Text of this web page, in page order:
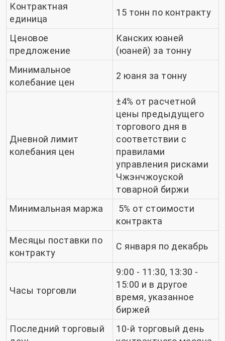
Контрактная
единица
15 тонн по контракту
Ценовое
предложение
Канских юаней
(юаней) за тонну
Минимальное
колебание цен
2 юаня за тонну
Дневной лимит
колебания цен
±4% от расчетной
цены предыдущего
торгового дня в
соответствии с
правилами
управления рисками
Чжэнчжоуской
товарной биржи
Минимальная маржа
5% от стоимости
контракта
Месяцы поставки по
контракту
С января по декабрь
Часы торговли
9:00 - 11:30, 13:30 -
15:00 и в другое
время, указанное
биржей
Последний торговый
10-й торговый день